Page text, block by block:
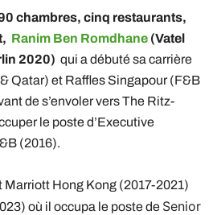
chambres, cinq restaurants,
Ranim Ben Romdhane (Vatel
2020) qui a débuté sa carrière
Qatar) et Raffles Singapour (F&B
de s’envoler vers The Ritz-
le poste d’Executive
(2016).
Marriott Hong Kong (2017-2021)
où il occupa le poste de Senior